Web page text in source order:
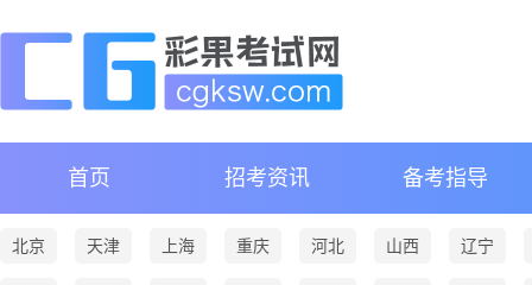
首页 招考资讯 备考指导
北京 天津 上海 重庆 河北 山西 辽宁